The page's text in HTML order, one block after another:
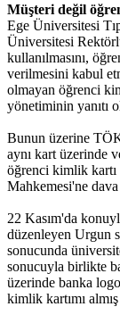
Müşteri değil
Ege Üniversitesi
Üniversitesi
kullanılmasını,
verilmesini kabul
olmayan öğrenci
yönetiminin yanıtı
Bunun üzerine
aynı kart üzerinde
öğrenci kimlik
Mahkemesi'ne
22 Kasım'da
düzenleyen Urgun
sonucunda
sonucuyla birlikte
üzerinde banka
kimlik kartımı